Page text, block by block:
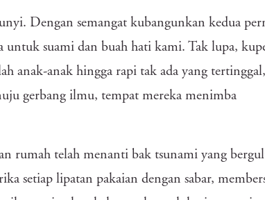
Dengan semangat kubangunkan kedua
suami dan buah hati kami. Tak lupa,
anak-anak hingga rapi tak ada yang tertinggal,
gerbang ilmu, tempat mereka menimba
rumah telah menanti bak tsunami yang
setiap lipatan pakaian dengan sabar,